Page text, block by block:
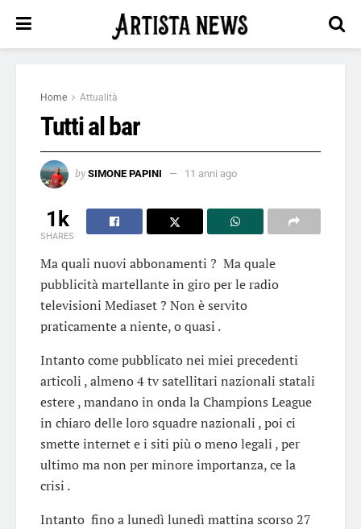
Home Attualità
Tutti al bar
by SIMONE PAPINI 11 anni ago
1k
SHARES
Ma quali nuovi abbonamenti ? Ma quale
pubblicità martellante in giro per le radio
televisioni Mediaset ? Non è servito
praticamente a niente, o quasi .
Intanto come pubblicato nei miei precedenti
articoli , almeno 4 tv satellitari nazionali statali
estere , mandano in onda la Champions League
in chiaro delle loro squadre nazionali , poi ci
smette internet e i siti più o meno legali , per
ultimo ma non per minore importanza, ce la
crisi .
Intanto fino a lunedì lunedì mattina scorso 27